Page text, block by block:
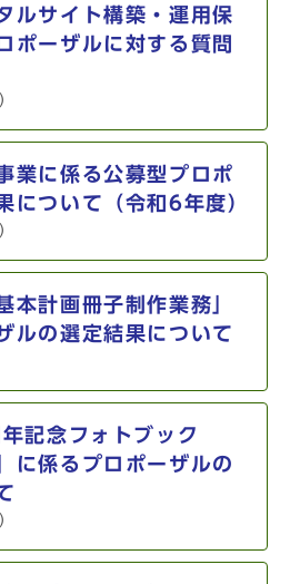
ルサイト構築・運用保
ポーザルに対する質問
業に係る公募型プロポ
について（令和6年度）
本計画冊子制作業務」
ルの選定結果について
記念フォトブック
に係るプロポーザルの